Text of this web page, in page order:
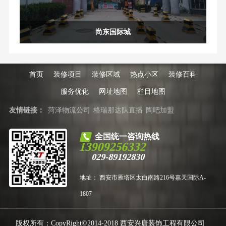
尚东国际城
首页 装修项目 装修区域 热点小区 装修百科
服务优化 网址地图 栏目地图
友情链接： 菏泽物流公司 格瑞那达队直播 陶吧加盟
全国统一咨询热线
13909256332
029-89192830
地址： 西安市雁塔区太白南路216号嘉天国际A-
1807
版权所有：CopyRight©2014-2018 西安兴唐装饰工程有限公司